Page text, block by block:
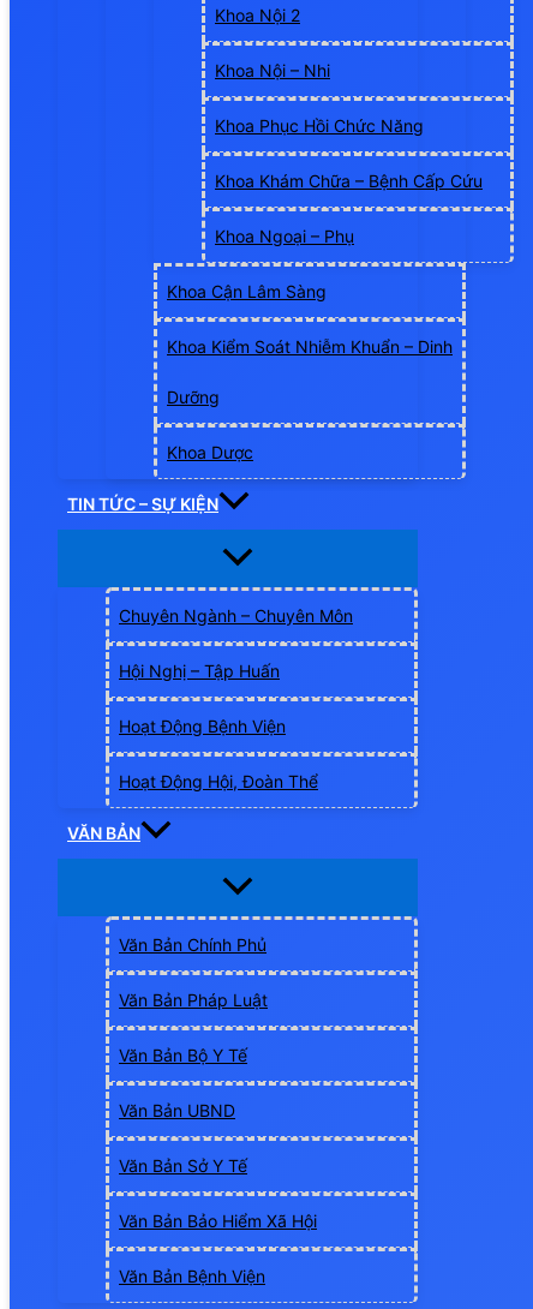
Khoa Nội 2
Khoa Nội – Nhi
Khoa Phục Hồi Chức Năng
Khoa Khám Chữa – Bệnh Cấp Cứu
Khoa Ngoại – Phụ
Khoa Cận Lâm Sàng
Khoa Kiểm Soát Nhiễm Khuẩn – Dinh
Dưỡng
Khoa Dược
TIN TỨC – SỰ KIỆN
Chuyên Ngành – Chuyên Môn
Hội Nghị – Tập Huấn
Hoạt Động Bệnh Viện
Hoạt Động Hội, Đoàn Thể
VĂN BẢN
Văn Bản Chính Phủ
Văn Bản Pháp Luật
Văn Bản Bộ Y Tế
Văn Bản UBND
Văn Bản Sở Y Tế
Văn Bản Bảo Hiểm Xã Hội
Văn Bản Bệnh Viện